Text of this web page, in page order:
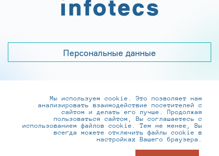
Персональные данные
+7 (495) 737-6192, 8-800-250-0-260
practice@infotecs.ru,hr@infotecs.ru
127273, г. Москва, Отрадная ул., 2Б строение 1
Мы используем cookie. Это позволяет нам
анализировать взаимодействие посетителей с
сайтом и делать его лучше. Продолжая
пользоваться сайтом, Вы соглашаетесь с
использованием файлов cookie. Тем не менее, Вы
всегда можете отключить файлы cookie в
настройках Вашего браузера.